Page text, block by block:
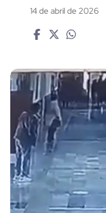
14 de abril de 2026